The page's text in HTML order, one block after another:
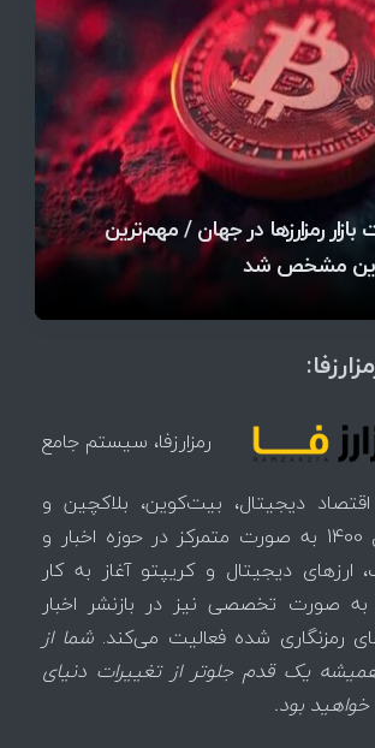
در اقتصاد دیجیتال اهمیت دارد؟
رمزارزها در جهان / مهم‌ترین
مشخص شد
بازار رمزارزها / بیت‌کوین سبز شد
قیمت تتر، بیت‌کوین و اتریوم امروز دوشنبه ۵ مرداد
این مرز را از دست بدهد، همه‌چیز
رقابت پنهان دولت‌ها بر سر بیت‌کوین/ ۱۰ کشور برتر
رمزارزها / بیت‌کوین وارد فاز تازه شد
ارز دیجیتال؛ شکایت میلیاردی روی
و خطر فروش اجباری میلیاردها
رمزارزفا، سیستم جامع
اقتصاد دیجیتال، بیت‌کوین، بلاکچین و
رمزارزها، از سال 1400 به صورت متمرکز در حوزه اخبار و
ارزهای‌ دیجیتال و کریپتو آغاز به کار
صورت تخصصی نیز در بازنشر اخبار
رمزنگاری شده فعالیت می‌کند.شما از
همیشه یک قدم جلوتر از تغییرات دنیای
بود.